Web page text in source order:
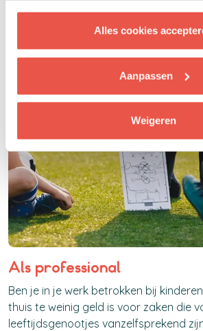
cookies.
Alles cookies
Aanpassen
Weigeren
Als professional
Ben je in je werk betrokken bij
thuis te weinig geld is voor zaken die
leeftijdsgenootjes vanzelfsprekend